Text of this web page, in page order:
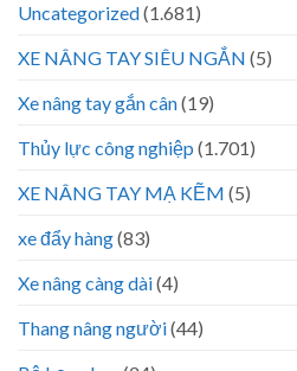
Uncategorized(1.681)
XE NÂNG TAY SIÊU NGẮN (5)
Xe nâng tay gắn cân(19)
Thủy lực công nghiệp (1.701)
XE NÂNG TAY MẠ KẼM (5)
xe đẩy hàng(83)
Xe nâng càng dài(4)
Thang nâng người(44)